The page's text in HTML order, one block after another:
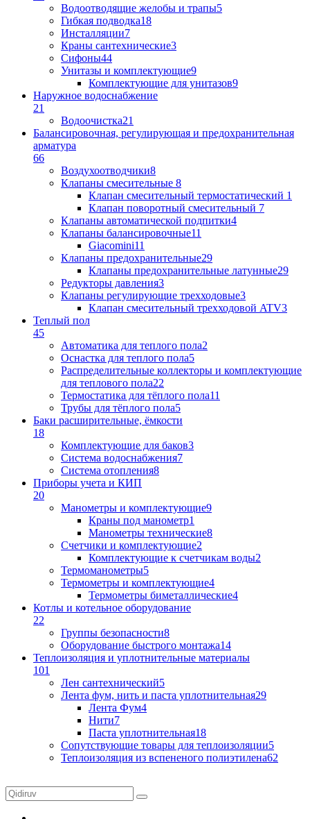
Водоотводящие желобы и трапы5
Гибкая подводка18
Инсталляции7
Краны сантехнические3
Сифоны44
Унитазы и комплектующие9
Комплектующие для унитазов9
Наружное водоснабжение
21
Водоочистка21
Балансировочная, регулирующая и предохранительная
арматура
66
Воздухоотводчики8
Клапаны cмесительные 8
Клапан cмесительный термостатический 1
Клапан поворотный cмесительный 7
Клапаны автоматической подпитки4
Клапаны балансировочные11
Giacomini11
Клапаны предохранительные29
Клапаны предохранительные латунные29
Редукторы давления3
Клапаны регулирующие трехходовые3
Клапан смесительный трехходовой ATV3
Теплый пол
45
Автоматика для теплого пола2
Оснастка для теплого пола5
Распределительные коллекторы и комплектующие
для теплового пола22
Термостатика для тёплого пола11
Трубы для тёплого пола5
Баки расширительные, ёмкости
18
Комплектующие для баков3
Система водоснабжения7
Система отопления8
Приборы учета и КИП
20
Манометры и комплектующие9
Краны под манометр1
Манометры технические8
Счетчики и комплектующие2
Комплектующие к счетчикам воды2
Термоманометры5
Термометры и комплектующие4
Термометры биметаллические4
Котлы и котельное оборудование
22
Группы безопасности8
Оборудование быстрого монтажа14
Теплоизоляция и уплотнительные материалы
101
Лен сантехнический5
Лента фум, нить и паста уплотнительная29
Лента Фум4
Нити7
Паста уплотнительная18
Сопутствующие товары для теплоизоляции5
Теплоизоляция из вспененого полиэтилена62